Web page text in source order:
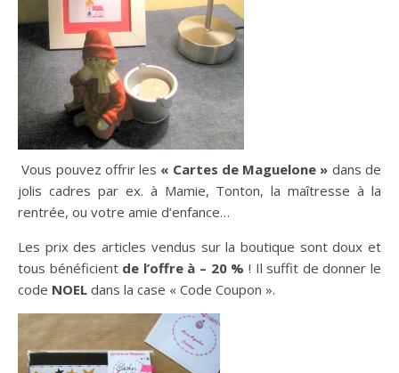
Vous pouvez offrir les « Cartes de Maguelone » dans de
jolis cadres par ex. à Mamie, Tonton, la maîtresse à la
rentrée, ou votre amie d’enfance…
Les prix des articles vendus sur la boutique sont doux et
tous bénéficient de l’offre à – 20 % ! Il suffit de donner le
code NOEL dans la case « Code Coupon ».